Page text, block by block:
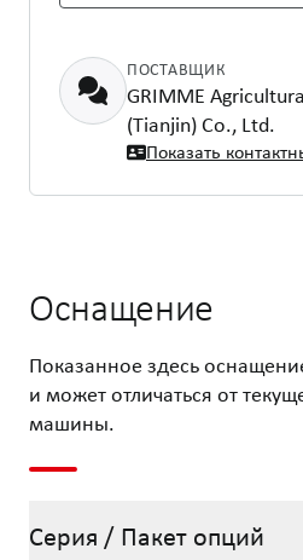
ПОСТАВЩИК
GRIMME
(Tianjin) Co., Ltd.
Показать
Оснащение
Показанное здесь
и может отличаться от
машины.
Серия / Пакет опций